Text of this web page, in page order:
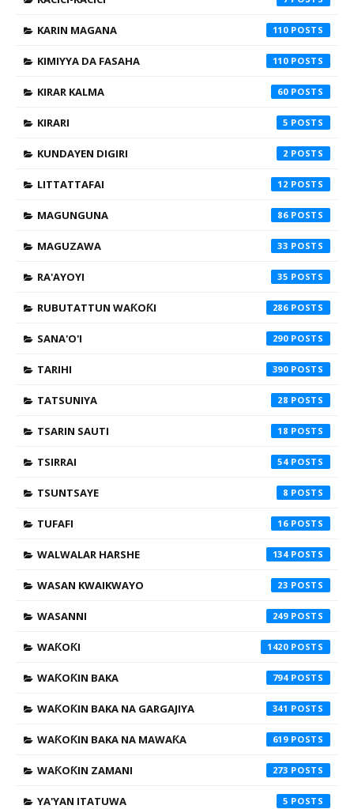
KARIN MAGANA 110
KIMIYYA DA FASAHA 110
KIRAR KALMA 60
KIRARI 5
KUNDAYEN DIGIRI 2
LITTATTAFAI 12
MAGUNGUNA 86
MAGUZAWA 33
RA'AYOYI 35
RUBUTATTUN WAƘOƘI 286
SANA'O'I 290
TARIHI 390
TATSUNIYA 28
TSARIN SAUTI 18
TSIRRAI 54
TSUNTSAYE 8
TUFAFI 16
WALWALAR HARSHE 134
WASAN KWAIKWAYO 23
WASANNI 249
WAƘOƘI 1420
WAƘOƘIN BAKA 794
WAƘOƘIN BAKA NA GARGAJIYA 341
WAƘOƘIN BAKA NA MAWAƘA 619
WAƘOƘIN ZAMANI 273
YA'YAN ITATUWA 5